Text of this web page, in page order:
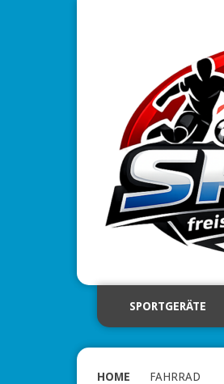
SPORTGERÄTE
HOME FAHRRAD